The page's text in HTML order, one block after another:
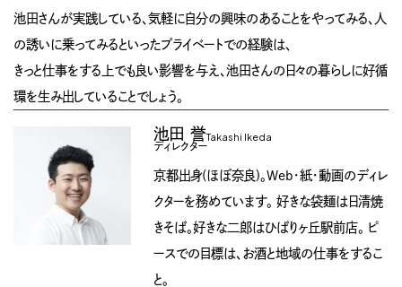
池田さんが実践している、気軽に自分の興味のあることをやってみる、人
の誘いに乗ってみるといったプライベートでの経験は、
きっと仕事をする上でも良い影響を与え、池田さんの日々の暮らしに好循
環を生み出していることでしょう。
池田 誉Takashi Ikeda
ディレクター
京都出身(ほぼ奈良)。Web・紙・動画のディレ
クターを務めています。 好きな袋麺は日清焼
きそば。好きな二郎はひばりヶ丘駅前店。 ピ
ースでの目標は、お酒と地域の仕事をするこ
と。